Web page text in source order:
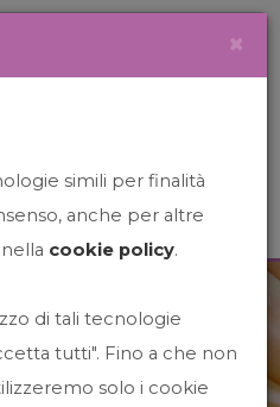
×
simili per finalità
anche per altre
cookie policy.
di tali tecnologie
tutti". Fino a che non
solo i cookie